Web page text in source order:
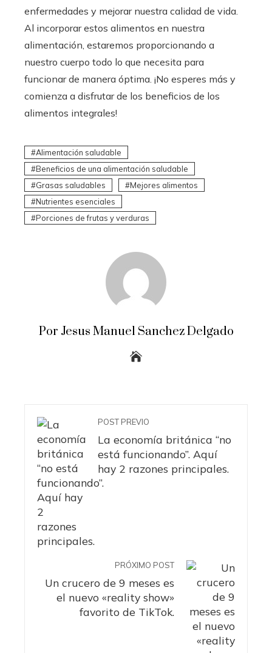
enfermedades y mejorar nuestra calidad de vida.
Al incorporar estos alimentos en nuestra
alimentación, estaremos proporcionando a
nuestro cuerpo todo lo que necesita para
funcionar de manera óptima. ¡No esperes más y
comienza a disfrutar de los beneficios de los
alimentos integrales!
Alimentación saludable
Beneficios de una alimentación saludable
Grasas saludables
Mejores alimentos
Nutrientes esenciales
Porciones de frutas y verduras
Por Jesus Manuel Sanchez Delgado
POST PREVIO
La economía británica “no
está funcionando”. Aquí
hay 2 razones principales.
PRÓXIMO POST
Un crucero de 9 meses es
el nuevo «reality show»
favorito de TikTok.